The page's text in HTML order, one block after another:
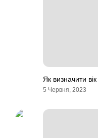
Як визначити
5 Червня, 2023